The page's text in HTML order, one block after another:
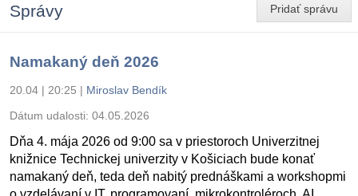
Pridať správu
Správy
Namakaný deň 2026
20.04 | 20:25 | Miroslav Bendík
Dátum udalosti: 04.05.2026
Dňa 4. mája 2026 od 9:00 sa v priestoroch Univerzitnej
knižnice Technickej univerzity v Košiciach bude konať
namakaný deň, teda deň nabitý prednáškami a workshopmi